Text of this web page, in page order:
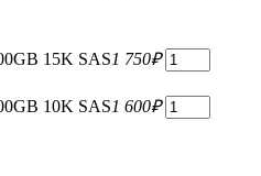
15K SAS1 750₽
10K SAS1 600₽